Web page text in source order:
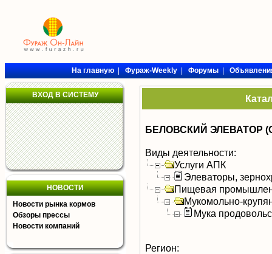
На главную|Фураж-Weekly|Форумы|
ВХОД В СИСТЕМУ
НОВОСТИ
Новости рынка кормов
Обзоры прессы
Новости компаний
БЕЛОВСКИЙ ЭЛЕВАТОР
Виды деятельности:
Услуги АПК
Элеваторы,
Пищевая
Мукомольно-
Мука
Регион: